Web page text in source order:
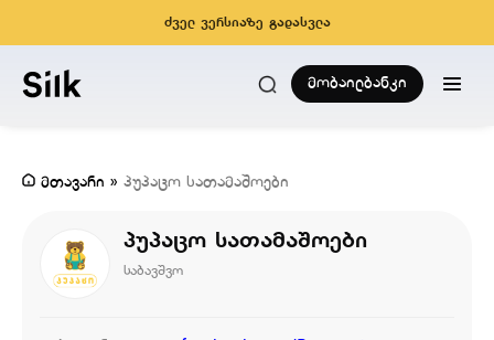
ძველ ვერსიაზე გადასვლა
მობაილბანკი
მთავარი » პუპაცო სათამაშოები
პუპაცო სათამაშოები
საბავშვო